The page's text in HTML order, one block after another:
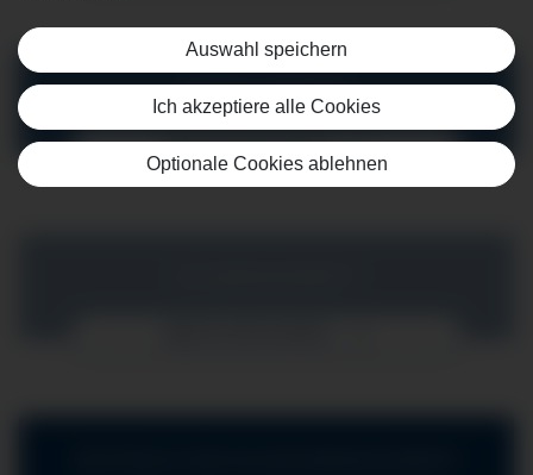
NOTFALLMEDIZIN
MEHR ERFAHREN
Auswahl speichern
Ich akzeptiere alle Cookies
Optionale Cookies ablehnen